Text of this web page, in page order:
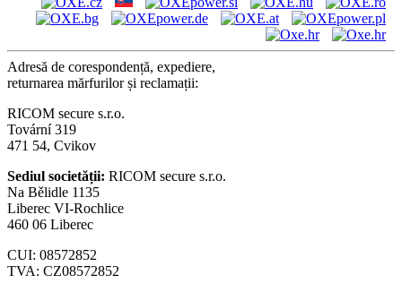
Adresă de corespondență, expediere,
returnarea mărfurilor și reclamații:
RICOM secure s.r.o.
Tovární 319
471 54, Cvikov
Sediul societății: RICOM secure s.r.o.
Na Bělidle 1135
Liberec VI-Rochlice
460 06 Liberec
CUI: 08572852
TVA: CZ08572852